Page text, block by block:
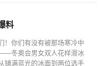
料
！你们有没有被那场寒冷中
冬奥会男女双人花样滑冰
铺满蓝光的冰面到两位选手